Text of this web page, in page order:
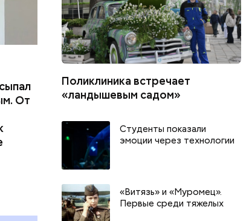
День разглядывания
горизонта и День пьяного
курсанта: какие праздники
отмечают в России и мире 5
праздники
От
Поликлиника встречает
«ландышевым садом»
Студенты показали
эмоции через технологии
«Витязь» и «Муромец».
Первые среди тяжелых